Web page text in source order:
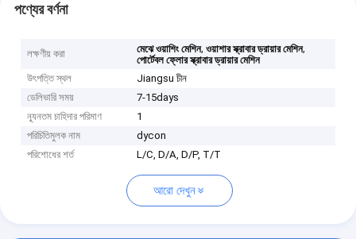
পণ্যের বর্ণনা
লক্ষণীয় করা মেঝে ওয়াশিং মেশিন,ওয়াশার স্ক্রাবার ড্রায়ার মেশিন,
পোর্টেবল ফ্লোর স্ক্রাবার ড্রায়ার মেশিন
উৎপত্তি স্থল
Jiangsu চীন
ডেলিভারি সময়
7-15days
ন্যূনতম চাহিদার পরিমাণ
1
পরিচিতিমুলক নাম
dycon
পরিশোধের শর্ত
L/C, D/A, D/P, T/T
আরো দেখুন